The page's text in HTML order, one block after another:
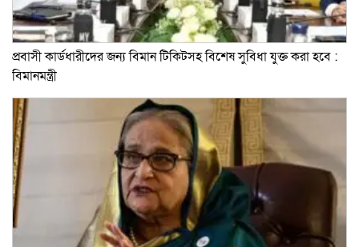
প্রবাসী কার্ডধারীদের জন্য বিমান টিকিটসহ বিশেষ সুবিধা যুক্ত করা হবে :
বিমানমন্ত্রী